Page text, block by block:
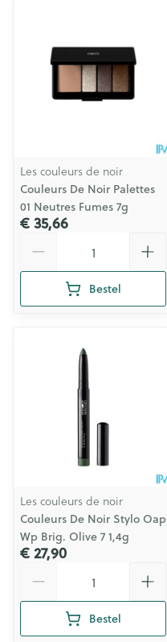
Les couleurs de noir
Couleurs De Noir Palettes
01 Neutres Fumes 7g
€ 35,66
Bestel
Les couleurs de noir
Couleurs De Noir Stylo Oap
Wp Brig. Olive 7 1,4g
€ 27,90
Bestel